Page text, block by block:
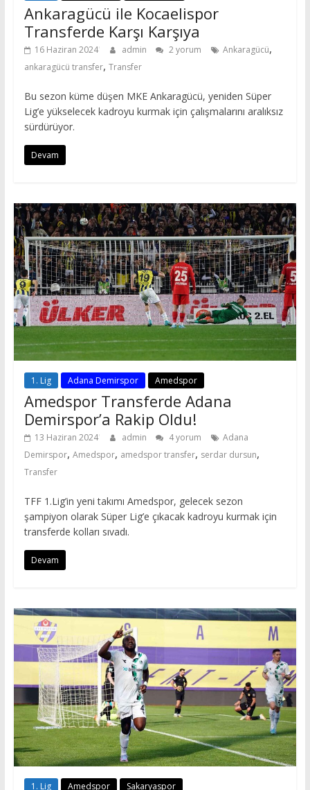
Ankaragücü ile Kocaelispor
Transferde Karşı Karşıya
16 Haziran 2024 admin 2 yorum Ankaragücü,
ankaragücü transfer, Transfer
Bu sezon küme düşen MKE Ankaragücü, yeniden Süper
Lig’e yükselecek kadroyu kurmak için çalışmalarını aralıksız
sürdürüyor.
Devam
1. Lig Adana Demirspor Amedspor
Amedspor Transferde Adana
Demirspor’a Rakip Oldu!
13 Haziran 2024 admin 4 yorum
Adana
Demirspor, Amedspor, amedspor transfer, serdar dursun,
Transfer
TFF 1.Lig’in yeni takımı Amedspor, gelecek sezon
şampiyon olarak Süper Lig’e çıkacak kadroyu kurmak için
transferde kolları sıvadı.
Devam
1. Lig Amedspor Sakaryaspor